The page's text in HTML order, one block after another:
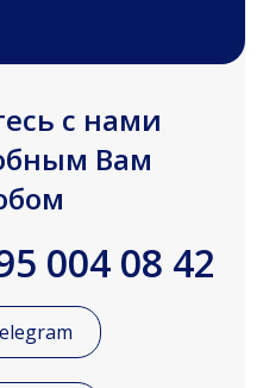
с нами
Вам
004 08 42